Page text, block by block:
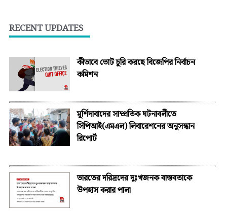
RECENT UPDATES
কীভাবে ভোট চুরি করছে বিজেপির নির্বাচন
কমিশন
মুর্শিদাবাদের সাম্প্রতিক ঘটনাবলীতে
সিপিআই(এমএল) লিবারেশনের অনুসন্ধান
রিপোর্ট
ভারতের দরিদ্রদের দুঃখজনক বাস্তবতাকে
উপহাস করার পালা